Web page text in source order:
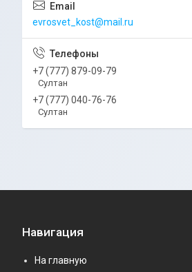
evrosvet_kost@mail.ru
+7 (777) 879-09-79
Султан
+7 (777) 040-76-76
Султан
Навигация
На главную